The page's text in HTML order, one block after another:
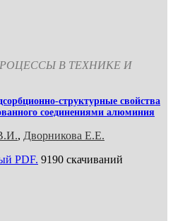
В ТЕХНИКЕ И
структурные свойства
соединениями алюминия
, Дворникова Е.Е.
PDF. 9190 скачиваний